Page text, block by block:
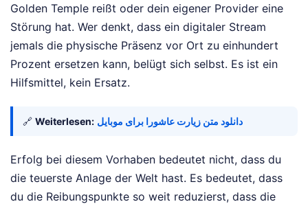
Golden Temple reißt oder dein eigener Provider eine
Störung hat. Wer denkt, dass ein digitaler Stream
jemals die physische Präsenz vor Ort zu einhundert
Prozent ersetzen kann, belügt sich selbst. Es ist ein
Hilfsmittel, kein Ersatz.
🔗 Weiterlesen: دانلود متن زیارت عاشورا برای موبایل
Erfolg bei diesem Vorhaben bedeutet nicht, dass du
die teuerste Anlage der Welt hast. Es bedeutet, dass
du die Reibungspunkte so weit reduzierst, dass die